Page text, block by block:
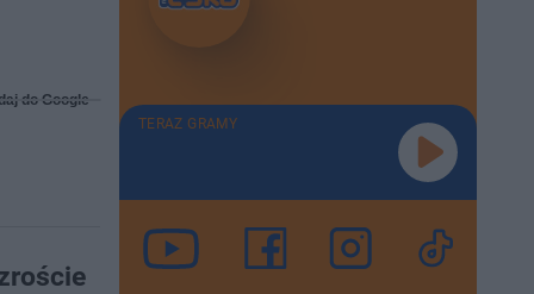
do Google
TERAZ GRAMY